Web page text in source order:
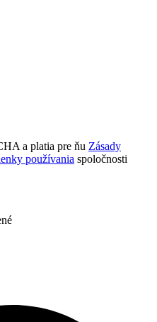
a platia pre ňu Zásady
používania spoločnosti